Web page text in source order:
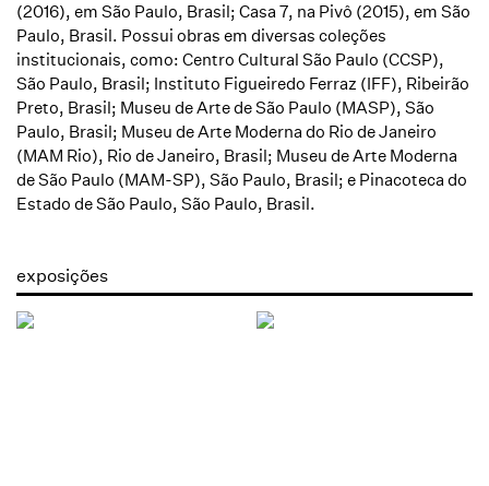
(2016), em São Paulo, Brasil; Casa 7, na Pivô (2015), em São
Paulo, Brasil. Possui obras em diversas coleções
institucionais, como: Centro Cultural São Paulo (CCSP),
São Paulo, Brasil; Instituto Figueiredo Ferraz (IFF), Ribeirão
Preto, Brasil; Museu de Arte de São Paulo (MASP), São
Paulo, Brasil; Museu de Arte Moderna do Rio de Janeiro
(MAM Rio), Rio de Janeiro, Brasil; Museu de Arte Moderna
de São Paulo (MAM-SP), São Paulo, Brasil; e Pinacoteca do
Estado de São Paulo, São Paulo, Brasil.
exposições